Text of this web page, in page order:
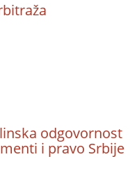
odgovornost
i pravo Srbije